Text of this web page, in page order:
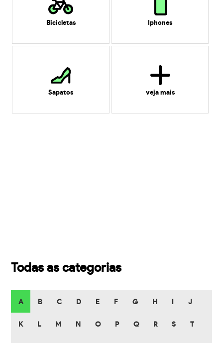
Bicicletas Iphones
Sapatos veja mais
Todas as categorias
A B C D E F G H J
K L M N O P Q R S T